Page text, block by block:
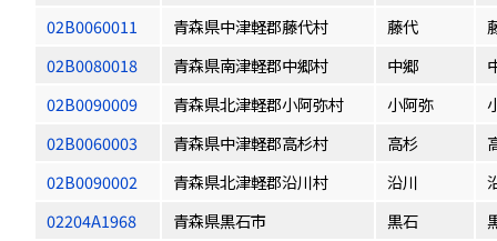
02B0060011
青森県中津軽郡藤代村 藤代
02B0080018
青森県南津軽郡中郷村 中郷
02B0090009
青森県北津軽郡小阿弥村 小阿弥
02B0060003
青森県中津軽郡高杉村 高杉
02B0090002
青森県北津軽郡沿川村 沿川
02204A1968
青森県黒石市 黒石